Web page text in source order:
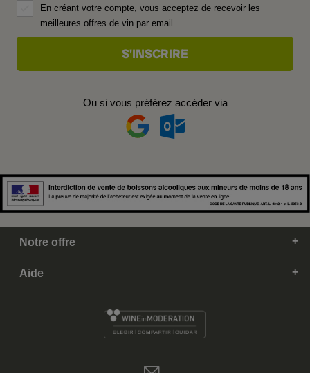
En créant votre compte, vous acceptez de recevoir les
meilleures offres de vin par email.
Ou si vous préférez accéder via
Notre offre
Aide